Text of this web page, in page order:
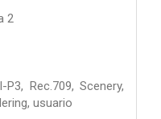
2
Rec.709, Scenery,
usuario